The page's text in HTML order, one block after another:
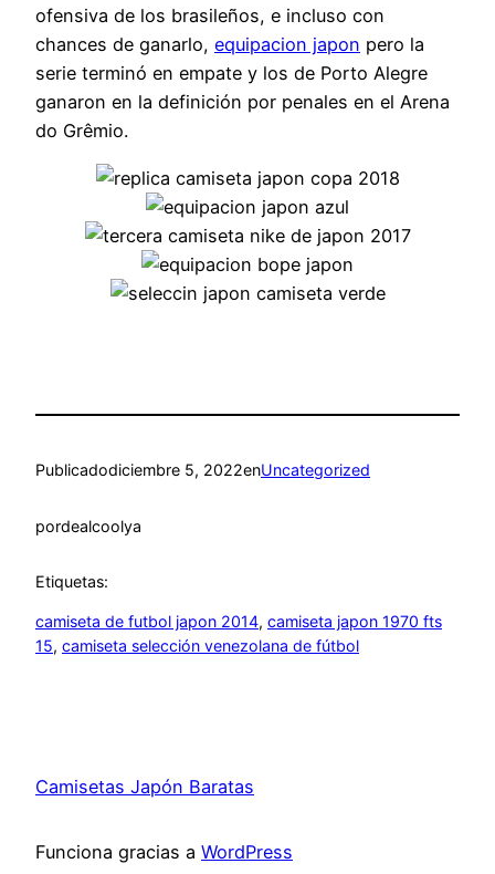
ofensiva de los brasileños, e incluso con
chances de ganarlo, equipacion japon pero la
serie terminó en empate y los de Porto Alegre
ganaron en la definición por penales en el Arena
do Grêmio.
Publicadodiciembre 5, 2022enUncategorized
pordealcoolya
Etiquetas:
camiseta de futbol japon 2014, camiseta japon 1970 fts
15, camiseta selección venezolana de fútbol
Camisetas Japón Baratas
Funciona gracias a WordPress